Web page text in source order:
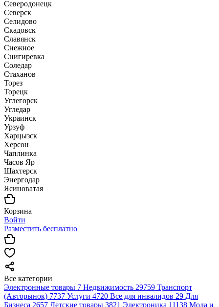
Северодонецк
Северск
Селидово
Скадовск
Славянск
Снежное
Снигиревка
Соледар
Стаханов
Торез
Торецк
Углегорск
Угледар
Украинск
Урзуф
Харцызск
Херсон
Чаплинка
Часов Яр
Шахтерск
Энергодар
Ясиноватая
Корзина
Войти
Разместить бесплатно
Все категории
Электронные товары 7 Недвижимость 29759 Транспорт
(Авторынок) 7737 Услуги 4720 Все для инвалидов 29 Для
Бизнеса 2657 Детские товары 3821 Электроника 11138 Мода и